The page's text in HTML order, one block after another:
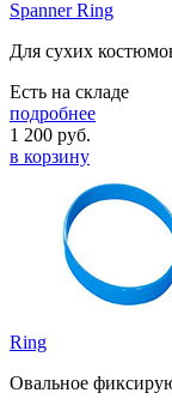
Spanner Ring
Для сухих
Есть на складе
подробнее
1 200 руб.
в корзину
Ring
Овальное